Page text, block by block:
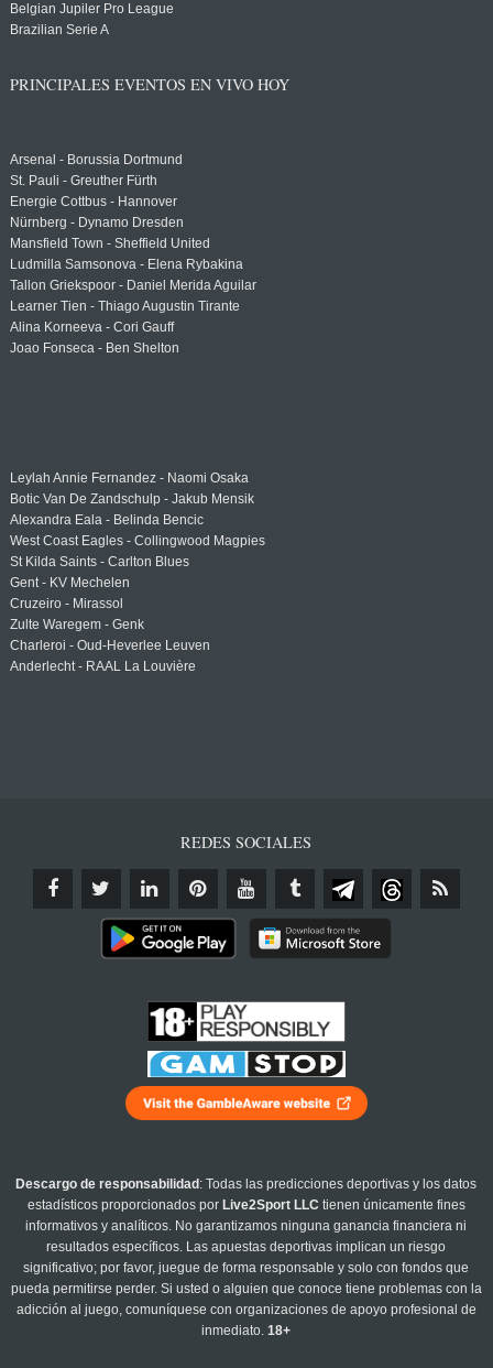
Belgian Jupiler Pro League
Brazilian Serie A
PRINCIPALES EVENTOS EN VIVO HOY
Arsenal - Borussia Dortmund
St. Pauli - Greuther Fürth
Energie Cottbus - Hannover
Nürnberg - Dynamo Dresden
Mansfield Town - Sheffield United
Ludmilla Samsonova - Elena Rybakina
Tallon Griekspoor - Daniel Merida Aguilar
Learner Tien - Thiago Augustin Tirante
Alina Korneeva - Cori Gauff
Joao Fonseca - Ben Shelton
Leylah Annie Fernandez - Naomi Osaka
Botic Van De Zandschulp - Jakub Mensik
Alexandra Eala - Belinda Bencic
West Coast Eagles - Collingwood Magpies
St Kilda Saints - Carlton Blues
Gent - KV Mechelen
Cruzeiro - Mirassol
Zulte Waregem - Genk
Charleroi - Oud-Heverlee Leuven
Anderlecht - RAAL La Louvière
REDES SOCIALES
Descargo de responsabilidad : Todas las predicciones deportivas y los datos
estadísticos proporcionados por Live2Sport LLC tienen únicamente fines
informativos y analíticos. No garantizamos ninguna ganancia financiera ni
resultados específicos. Las apuestas deportivas implican un riesgo
significativo; por favor, juegue de forma responsable y solo con fondos que
pueda permitirse perder. Si usted o alguien que conoce tiene problemas con la
adicción al juego, comuníquese con organizaciones de apoyo profesional de
inmediato.18+